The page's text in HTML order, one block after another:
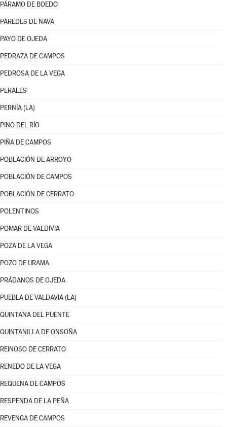
PÁRAMO DE BOEDO
PAREDES DE NAVA
PAYO DE OJEDA
PEDRAZA DE CAMPOS
PEDROSA DE LA VEGA
PERALES
PERNÍA (LA)
PINO DEL RÍO
PIÑA DE CAMPOS
POBLACIÓN DE ARROYO
POBLACIÓN DE CAMPOS
POBLACIÓN DE CERRATO
POLENTINOS
POMAR DE VALDIVIA
POZA DE LA VEGA
POZO DE URAMA
PRÁDANOS DE OJEDA
PUEBLA DE VALDAVIA (LA)
QUINTANA DEL PUENTE
QUINTANILLA DE ONSOÑA
REINOSO DE CERRATO
RENEDO DE LA VEGA
REQUENA DE CAMPOS
RESPENDA DE LA PEÑA
REVENGA DE CAMPOS